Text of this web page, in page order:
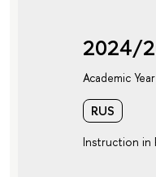
2024/
Academic Year
RUS
Instruction in